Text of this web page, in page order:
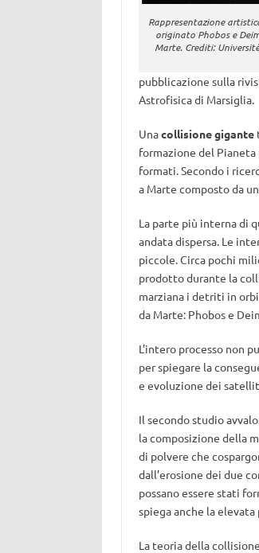
Rappresentazione
originato Phobos e
Marte. Crediti:
pubblicazione sulla
Astrofisica di Marsiglia.
Unacollisione gigante
formazione del
formati. Secondo i
a Marte composto da
La parte più interna di
andata dispersa. Le
piccole. Circa pochi
prodotto durante la
marziana i detriti in
da Marte: Phobos e
L’intero processo non
per spiegare la
e evoluzione dei
Il secondo studio
la composizione della
di polvere che
dall’erosione dei due
possano essere stati
spiega anche la
La teoria della